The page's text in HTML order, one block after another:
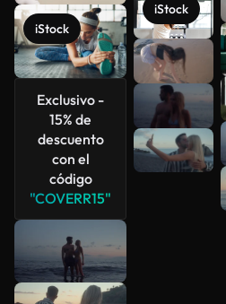
iStock
Exclusivo -
15% de
descuento
con el
código
"COVERR15"
iStock